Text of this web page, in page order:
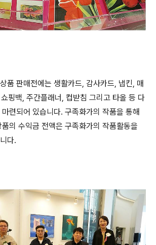
품 판매전에는 생활카드, 감사카드, 냅킨, 매
핑백, 주간플래너, 컵받침 그리고 타올 등 다
련되어 있습니다. 구족화가의 작품을 통해
의 수익금 전액은 구족화가의 작품활동을
다.